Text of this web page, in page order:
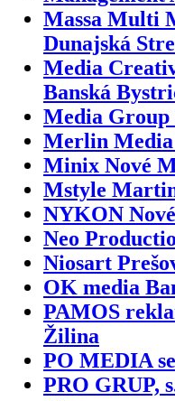
Massa Multi
Dunajská
Media
Banská
Media Group
Merlin
Minix Nové
Mstyle
NYKON
Neo
Niosart
OK media
PAMOS
Žilina
PO MEDIA
PRO GRUP,